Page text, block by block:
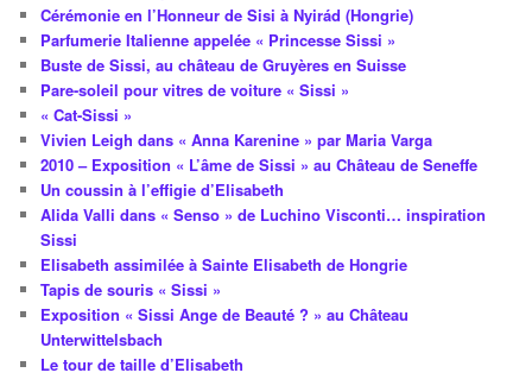
Cérémonie en l’Honneur de Sisi à Nyirád (Hongrie)
Parfumerie Italienne appelée « Princesse Sissi »
Buste de Sissi, au château de Gruyères en Suisse
Pare-soleil pour vitres de voiture « Sissi »
« Cat-Sissi »
Vivien Leigh dans « Anna Karenine » par Maria Varga
2010 – Exposition « L’âme de Sissi » au Château de Seneffe
Un coussin à l’effigie d’Elisabeth
Alida Valli dans « Senso » de Luchino Visconti… inspiration
Sissi
Elisabeth assimilée à Sainte Elisabeth de Hongrie
Tapis de souris « Sissi »
Exposition « Sissi Ange de Beauté ? » au Château
Unterwittelsbach
Le tour de taille d’Elisabeth